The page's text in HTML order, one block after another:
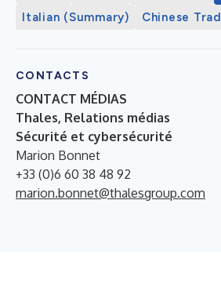
Italian (Summary)
Chinese
CONTACTS
CONTACT MÉDIAS
Thales, Relations médias
Sécurité et cybersécurité
Marion Bonnet
+33 (0)6 60 38 48 92
marion.bonnet@thalesgroup.com